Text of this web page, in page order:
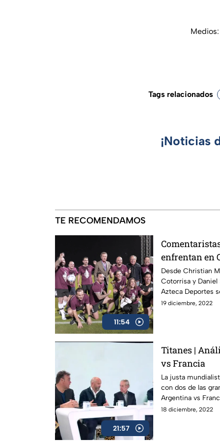
Tags relacionados
¡Noticias
TE RECOMENDAMOS
11:54
enfrentan en
Desde Christian
Cotorrisa y Daniel
Azteca Deportes
19 diciembre, 2022
21:57
Titanes |
vs Francia
La justa
con dos de las
Argentina vs
18 diciembre, 2022